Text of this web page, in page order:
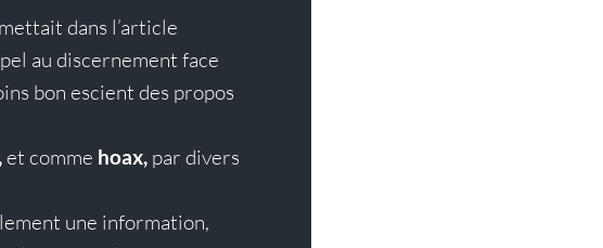
dans l’article
au discernement face
bon escient des propos
et comme hoax, par divers
une information,